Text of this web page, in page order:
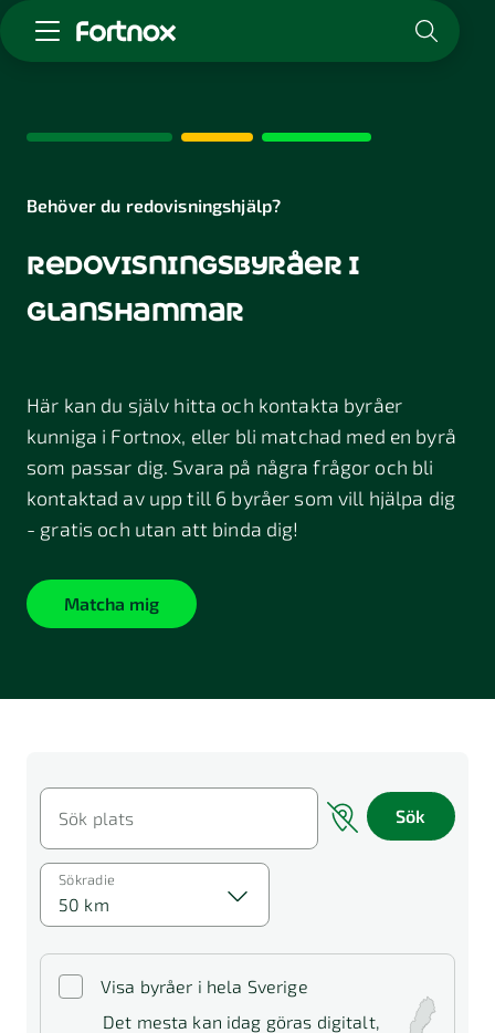
Skaffa Fortnox
Kunskap & inspiration
Logga in
Kontakt
Behöver du redovisningshjälp?
redovisningsbyråer i
glanshammar
Här kan du själv hitta och kontakta byråer
kunniga i Fortnox, eller bli matchad med en byrå
som passar dig. Svara på några frågor och bli
kontaktad av upp till 6 byråer som vill hjälpa dig
- gratis och utan att binda dig!
Matcha mig
Sök plats Sök
Visa byråer i hela Sverige
Det mesta kan idag göras digitalt,
Sökradie
50 km